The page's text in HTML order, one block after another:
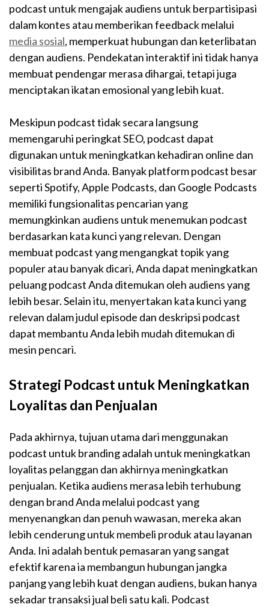
podcast untuk mengajak audiens untuk berpartisipasi
dalam kontes atau memberikan feedback melalui
media sosial, memperkuat hubungan dan keterlibatan
dengan audiens. Pendekatan interaktif ini tidak hanya
membuat pendengar merasa dihargai, tetapi juga
menciptakan ikatan emosional yang lebih kuat.
Meskipun podcast tidak secara langsung
memengaruhi peringkat SEO, podcast dapat
digunakan untuk meningkatkan kehadiran online dan
visibilitas brand Anda. Banyak platform podcast besar
seperti Spotify, Apple Podcasts, dan Google Podcasts
memiliki fungsionalitas pencarian yang
memungkinkan audiens untuk menemukan podcast
berdasarkan kata kunci yang relevan. Dengan
membuat podcast yang mengangkat topik yang
populer atau banyak dicari, Anda dapat meningkatkan
peluang podcast Anda ditemukan oleh audiens yang
lebih besar. Selain itu, menyertakan kata kunci yang
relevan dalam judul episode dan deskripsi podcast
dapat membantu Anda lebih mudah ditemukan di
mesin pencari.
Strategi Podcast untuk Meningkatkan
Loyalitas dan Penjualan
Pada akhirnya, tujuan utama dari menggunakan
podcast untuk branding adalah untuk meningkatkan
loyalitas pelanggan dan akhirnya meningkatkan
penjualan. Ketika audiens merasa lebih terhubung
dengan brand Anda melalui podcast yang
menyenangkan dan penuh wawasan, mereka akan
lebih cenderung untuk membeli produk atau layanan
Anda. Ini adalah bentuk pemasaran yang sangat
efektif karena ia membangun hubungan jangka
panjang yang lebih kuat dengan audiens, bukan hanya
sekadar transaksi jual beli satu kali. Podcast